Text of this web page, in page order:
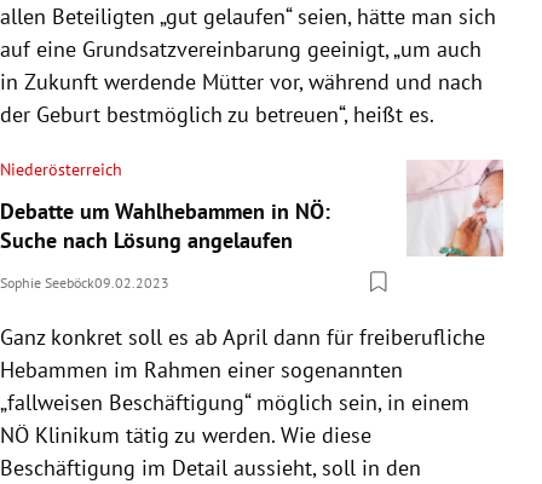
allen Beteiligten „gut gelaufen“ seien, hätte man sich
auf eine Grundsatzvereinbarung geeinigt, „um auch
in Zukunft werdende Mütter vor, während und nach
der Geburt bestmöglich zu betreuen“, heißt es.
Niederösterreich
Debatte um Wahlhebammen in NÖ:
Suche nach Lösung angelaufen
Sophie Seeböck09.02.2023
Ganz konkret soll es ab April dann für freiberufliche
Hebammen im Rahmen einer sogenannten
„fallweisen Beschäftigung“ möglich sein, in einem
NÖ Klinikum tätig zu werden. Wie diese
Beschäftigung im Detail aussieht, soll in den